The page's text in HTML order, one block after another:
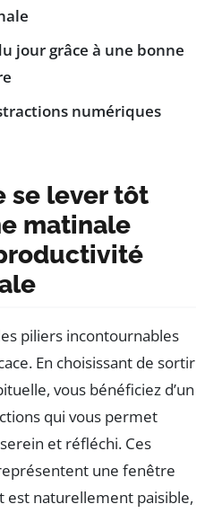
jour grâce à une bonne
numériques
se lever tôt
matinale
piliers incontournables
En choisissant de sortir
vous bénéficiez d’un
qui vous permet
et réfléchi. Ces
une fenêtre
est naturellement paisible,